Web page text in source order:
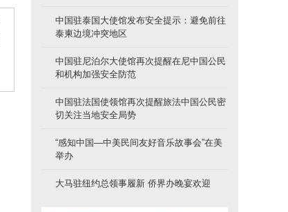
中国驻泰国大使馆发布安全提示：避免前往
泰柬边境冲突地区
中国驻尼泊尔大使馆再次提醒在尼中国公民
和机构加强安全防范
中国驻法国使领馆再次提醒旅法中国公民密
切关注当地安全局势
“感知中国—中美民间友好音乐故事会”在美
举办
大马驻纽约总领事履新 侨界办晚宴欢迎